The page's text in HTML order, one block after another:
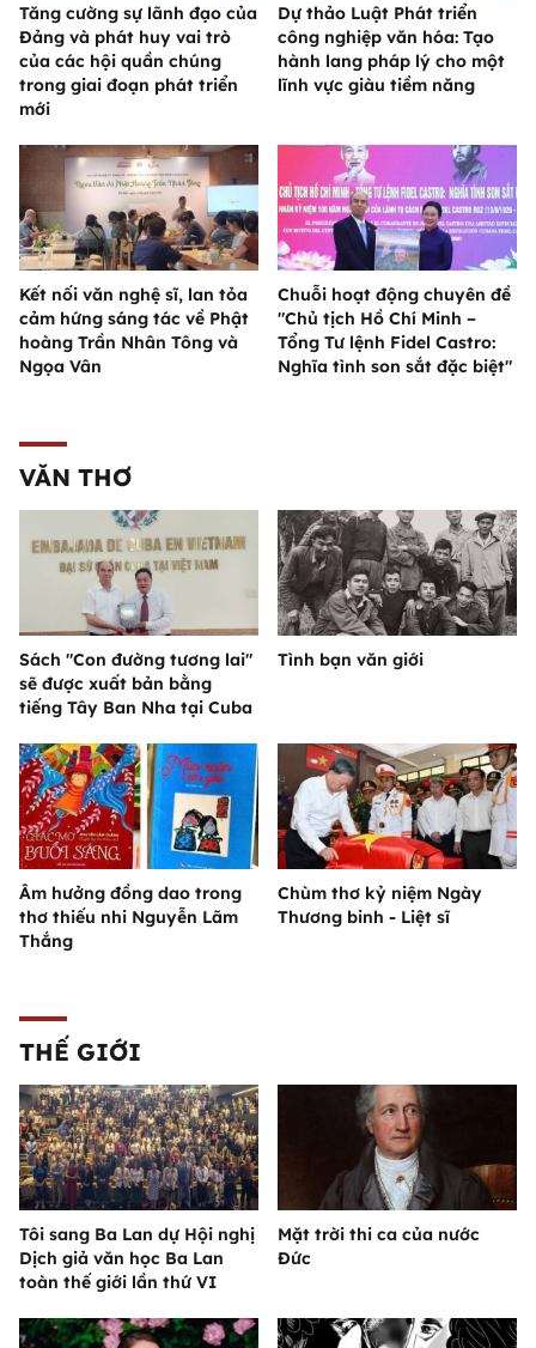
Tăng cường sự lãnh đạo của
Đảng và phát huy vai trò
của các hội quần chúng
trong giai đoạn phát triển
mới
Dự thảo Luật Phát triển
công nghiệp văn hóa: Tạo
hành lang pháp lý cho một
lĩnh vực giàu tiềm năng
Kết nối văn nghệ sĩ, lan tỏa
cảm hứng sáng tác về Phật
hoàng Trần Nhân Tông và
Ngọa Vân
Chuỗi hoạt động chuyên đề
"Chủ tịch Hồ Chí Minh –
Tổng Tư lệnh Fidel Castro:
Nghĩa tình son sắt đặc biệt"
VĂN THƠ
Sách "Con đường tương lai"
sẽ được xuất bản bằng
tiếng Tây Ban Nha tại Cuba
Tình bạn văn giới
Âm hưởng đồng dao trong
thơ thiếu nhi Nguyễn Lãm
Thắng
Chùm thơ kỷ niệm Ngày
Thương binh - Liệt sĩ
THẾ GIỚI
Tôi sang Ba Lan dự Hội nghị
Dịch giả văn học Ba Lan
toàn thế giới lần thứ VI
Mặt trời thi ca của nước
Đức